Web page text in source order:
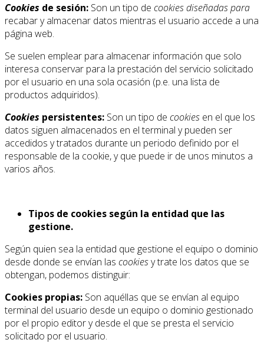
Cookies de sesión: Son un tipo de cookies diseñadas para
recabar y almacenar datos mientras el usuario accede a una
página web.
Se suelen emplear para almacenar información que solo
interesa conservar para la prestación del servicio solicitado
por el usuario en una sola ocasión (p.e. una lista de
productos adquiridos).
Cookies persistentes: Son un tipo de cookies en el que los
datos siguen almacenados en el terminal y pueden ser
accedidos y tratados durante un periodo definido por el
responsable de la cookie, y que puede ir de unos minutos a
varios años.
Tipos de cookies según la entidad que las
gestione.
Según quien sea la entidad que gestione el equipo o dominio
desde donde se envían las cookiesy trate los datos que se
obtengan, podemos distinguir:
Cookies propias: Son aquéllas que se envían al equipo
terminal del usuario desde un equipo o dominio gestionado
por el propio editor y desde el que se presta el servicio
solicitado por el usuario.